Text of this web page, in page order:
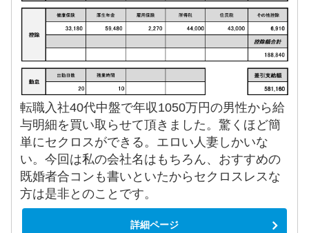
転職入社40代中盤で年収1050万円の男性から給
与明細を買い取らせて頂きました。驚くほど簡
単にセクロスができる。エロい人妻しかいな
い。今回は私の会社名はもちろん、おすすめの
既婚者合コンも書いといたからセクロスレスな
方は是非とのことです。
詳細ページ